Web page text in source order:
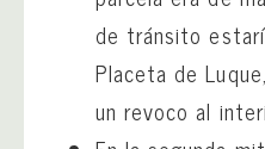
de tránsito
Placeta de
un revoco al